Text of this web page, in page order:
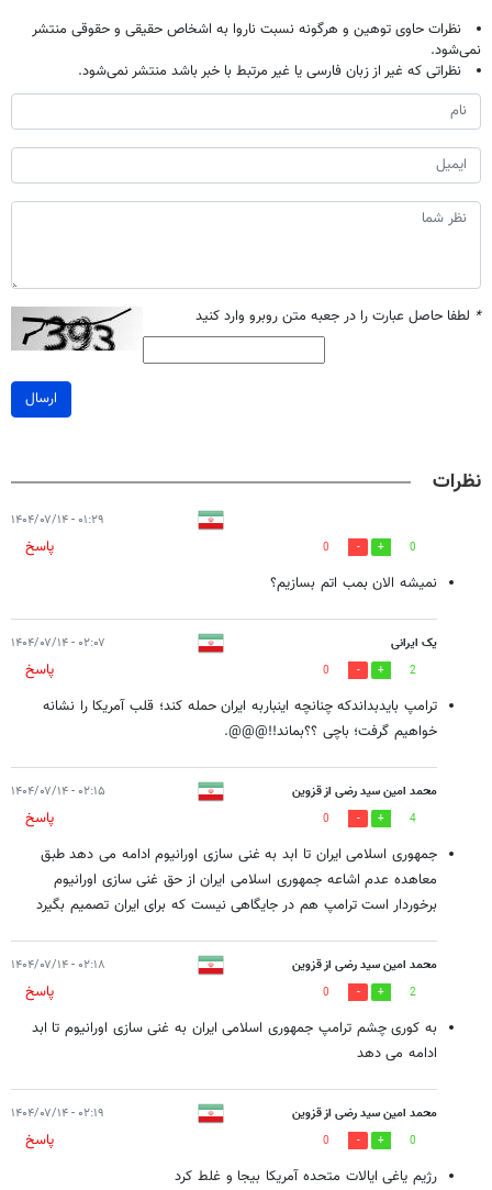
نظرات حاوی توهین و هرگونه نسبت ناروا به اشخاص حقیقی و حقوقی منتشر
نمی‌شود.
نظراتی که غیر از زبان فارسی یا غیر مرتبط با خبر باشد منتشر نمی‌شود.
* لطفا حاصل عبارت را در جعبه متن روبرو وارد کنید
ارسال
نظرات
۰۱:۲۹ - ۱۴۰۴/۰۷/۱۴
0
0
پاسخ
نمیشه الان بمب اتم بسازیم؟
یک ایرانی ۰۲:۰۷ - ۱۴۰۴/۰۷/۱۴
2
0
پاسخ
ترامپ بایدبداندکه چنانچه اینباربه ایران حمله کند؛ قلب آمریکا را نشانه
خواهیم گرفت؛ باچی ؟؟بماند!!@@@.
محمد امین سید رضی از قزوین ۰۲:۱۵ - ۱۴۰۴/۰۷/۱۴
4
0
پاسخ
جمهوری اسلامی ایران تا ابد به غنی سازی اورانیوم ادامه می دهد طبق
معاهده عدم اشاعه جمهوری اسلامی ایران از حق غنی سازی اورانیوم
برخوردار است ترامپ هم در جایگاهی نیست که برای ایران تصمیم بگیرد
محمد امین سید رضی از قزوین ۰۲:۱۸ - ۱۴۰۴/۰۷/۱۴
2
0
پاسخ
به کوری چشم ترامپ جمهوری اسلامی ایران به غنی سازی اورانیوم تا ابد
ادامه می دهد
محمد امین سید رضی از قزوین ۰۲:۱۹ - ۱۴۰۴/۰۷/۱۴
0
0
پاسخ
رژیم یاغی ایالات متحده آمریکا بیجا و غلط کرد